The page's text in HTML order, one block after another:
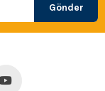
Gönder